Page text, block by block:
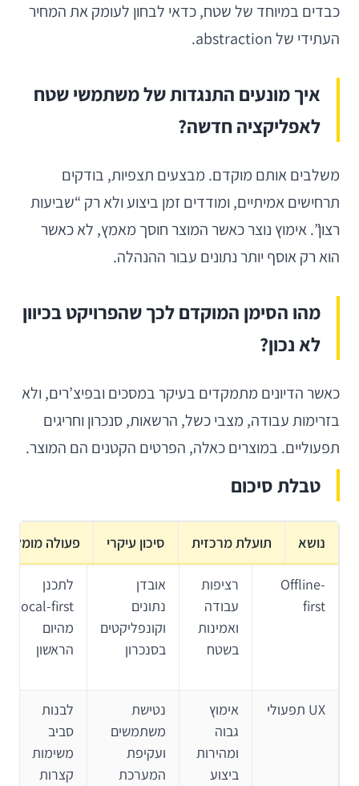
כבדים במיוחד של שטח, כדאי לבחון לעומק את המחיר
העתידי של abstraction.
איך מונעים התנגדות של משתמשי שטח
לאפליקציה חדשה?
משלבים אותם מוקדם. מבצעים תצפיות, בודקים
תרחישים אמיתיים, ומודדים זמן ביצוע ולא רק “שביעות
רצון”. אימוץ נוצר כאשר המוצר חוסך מאמץ, לא כאשר
הוא רק אוסף יותר נתונים עבור ההנהלה.
מהו הסימן המוקדם לכך שהפרויקט בכיוון
לא נכון?
כאשר הדיונים מתמקדים בעיקר במסכים ובפיצ’רים, ולא
בזרימות עבודה, מצבי כשל, הרשאות, סנכרון וחריגים
תפעוליים. במוצרים כאלה, הפרטים הקטנים הם המוצר.
טבלת סיכום
נושא תועלת מרכזית סיכון עיקרי פעולה
Offline-
first
רציפות
עבודה
ואמינות
בשטח
אובדן
נתונים
וקונפליקטים
בסנכרון
לתכנן
local-first
מהיום
הראשון
UX תפעולי
אימוץ
גבוה
ומהירות
ביצוע
נטישת
משתמשים
ועקיפת
המערכת
לבנות
סביב
משימות
קצרות